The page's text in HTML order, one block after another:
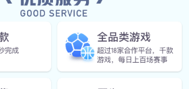
装备数字孪生体建模